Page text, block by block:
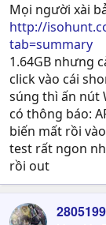
Mọi người xài
http://
tab=summary
1.64GB nhưng
click vào cái
súng thì ấn nút
có thông báo:
biến mất rồi
test rất ngon
rồi out